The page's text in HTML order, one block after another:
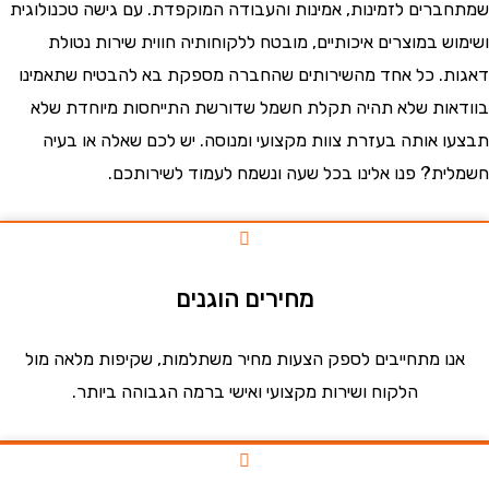
לזמינות, אמינות והעבודה המוקפדת. עם גישה טכנולוגית
במוצרים איכותיים, מובטח ללקוחותיה חווית שירות נטולת
כל אחד מהשירותים שהחברה מספקת בא להבטיח שתאמינו
שלא תהיה תקלת חשמל שדורשת התייחסות מיוחדת שלא
אותה בעזרת צוות מקצועי ומנוסה. יש לכם שאלה או בעיה
פנו אלינו בכל שעה ונשמח לעמוד לשירותכם.
מחירים הוגנים
מתחייבים לספק הצעות מחיר משתלמות, שקיפות מלאה מול
הלקוח ושירות מקצועי ואישי ברמה הגבוהה ביותר.